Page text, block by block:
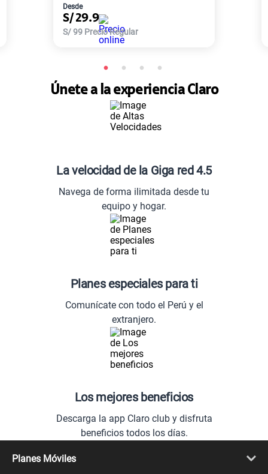
Únete a la experiencia Claro
La velocidad de la Giga red 4.5
Navega de forma ilimitada desde tu
equipo y hogar.
Planes especiales para ti
Comunícate con todo el Perú y el
extranjero.
Los mejores beneficios
Descarga la app Claro club y disfruta
beneficios todos los días.
Planes Móviles